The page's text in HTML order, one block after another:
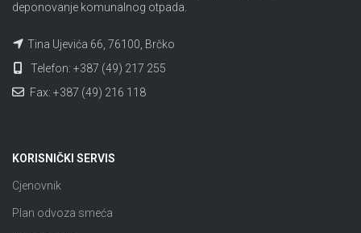
deponovanje komunalnog otpada.
Tina Ujevića 66, 76100, Brčko
Telefon: +387 (49) 217 255
Fax: +387 (49) 216 118
KORISNIČKI SERVIS
Cjenovnik
Plan odvoza smeća